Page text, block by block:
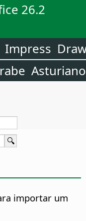
26.2
Impress
Asturiano
importar um